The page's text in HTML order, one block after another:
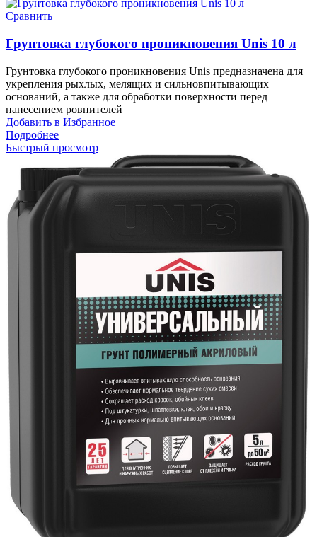
Сравнить
Грунтовка глубокого проникновения Unis 10 л
Грунтовка глубокого проникновения Unis предназначена для
укрепления рыхлых, мелящих и сильновпитывающих
оснований, а также для обработки поверхности перед
нанесением ровнителей
Добавить в Избранное
Подробнее
Быстрый просмотр